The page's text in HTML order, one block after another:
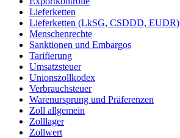
Lieferketten
Lieferketten (LkSG, CSDDD, EUDR)
Menschenrechte
Sanktionen und Embargos
Tarifierung
Umsatzsteuer
Unionszollkodex
Verbrauchsteuer
Warenursprung und Präferenzen
Zoll allgemein
Zolllager
Zollwert